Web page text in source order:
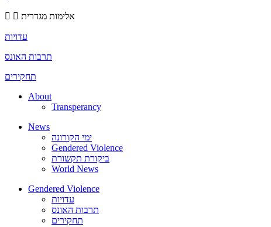
אלימות מגדרית
עדויות
תרבות האונס
תחקירים
About
Transperancy
News
ימי הקורונה
Gendered Violence
ביקורת תקשורת
World News
Gendered Violence
עדויות
תרבות האונס
תחקירים